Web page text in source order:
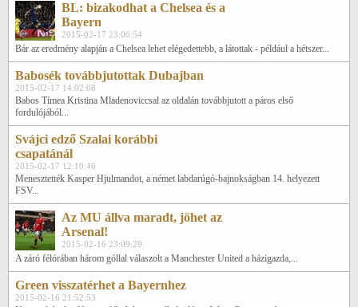
BL: bizakodhat a Chelsea és a
Bayern
2015-02-17 23:06:54
Bár az eredmény alapján a Chelsea lehet elégedettebb, a látottak - például a hétszer...
Babosék továbbjutottak Dubajban
2015-02-17 14:02:08
Babos Tímea Kristina Mladenoviccsal az oldalán továbbjutott a páros első
fordulójából...
Svájci edző Szalai korábbi
csapatánál
2015-02-17 12:10:46
Menesztették Kasper Hjulmandot, a német labdarúgó-bajnokságban 14. helyezett
FSV...
Az MU állva maradt, jöhet az
Arsenal!
2015-02-16 23:09:29
A záró félórában három góllal válaszolt a Manchester United a házigazda,...
Green visszatérhet a Bayernhez
2015-02-16 21:52:53